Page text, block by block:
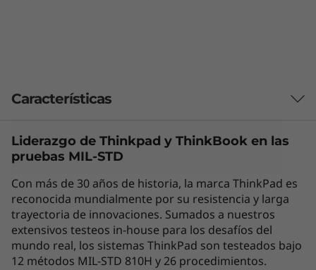
Características
Rapidez y potencia, la combinación
ganadora
El portátil 2-en-1 ThinkPad L13 Yoga de 4.ª
generación, equipado con hasta Intel vPro®
con procesadores Intel®Core™ de 13.a
generación, inspira productividad. Es fino,
ligero y rápido en todo lo que hace, como el
Liderazgo de Thinkpad y ThinkBook en las
pruebas MIL-STD
Con más de 30 años de historia, la marca ThinkPad es
reconocida mundialmente por su resistencia y larga
trayectoria de innovaciones. Sumados a nuestros
extensivos testeos in-house para los desafíos del
mundo real, los sistemas ThinkPad son testeados bajo
12 métodos MIL-STD 810H y 26 procedimientos.